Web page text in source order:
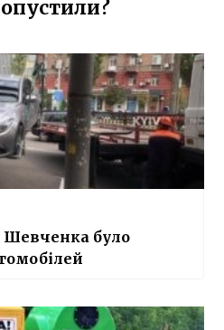
Шевченка було